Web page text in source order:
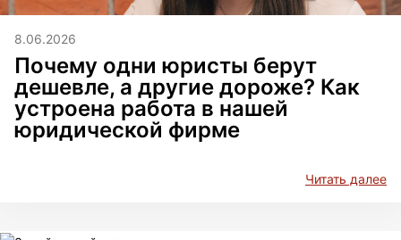
8.06.2026
Почему одни юристы берут
дешевле, а другие дороже? Как
устроена работа в нашей
юридической фирме
Читать далее